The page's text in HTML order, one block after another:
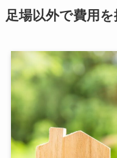
足場以外で費用